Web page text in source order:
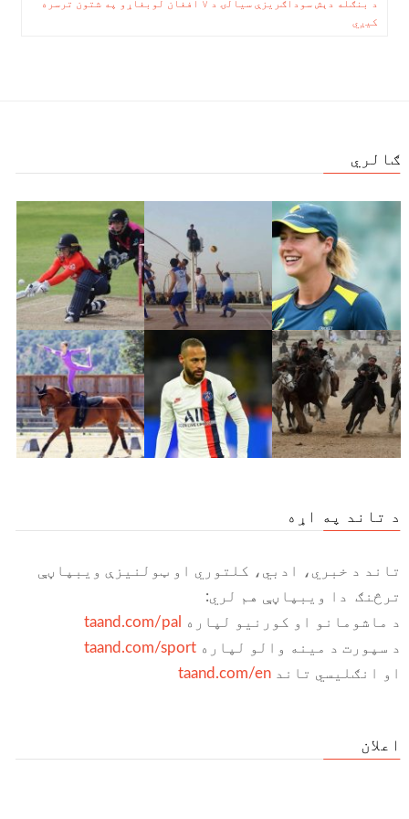
د بنګله دېش سوداګریزې سیالۍ د ۷ افغان لوبغاړو په شتون ترسره
کیږي
ګالري
د تاند په اړه
تاند د خبري، ادبي، کلتوري او ټولنیزې ویبپاڼې
ترڅنګ دا ویبپاڼې هم لري:
د ماشومانو او کورنیو لپاره
taand.com/pal
د سپورت د مینه والو لپارهtaand.com/sport
او انګلیسي تاندtaand.com/en
اعلان